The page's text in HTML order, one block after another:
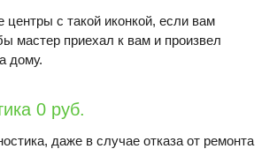
с такой иконкой, если вам
мастер приехал к вам и произвел
дому.
0 руб.
даже в случае отказа от ремонта